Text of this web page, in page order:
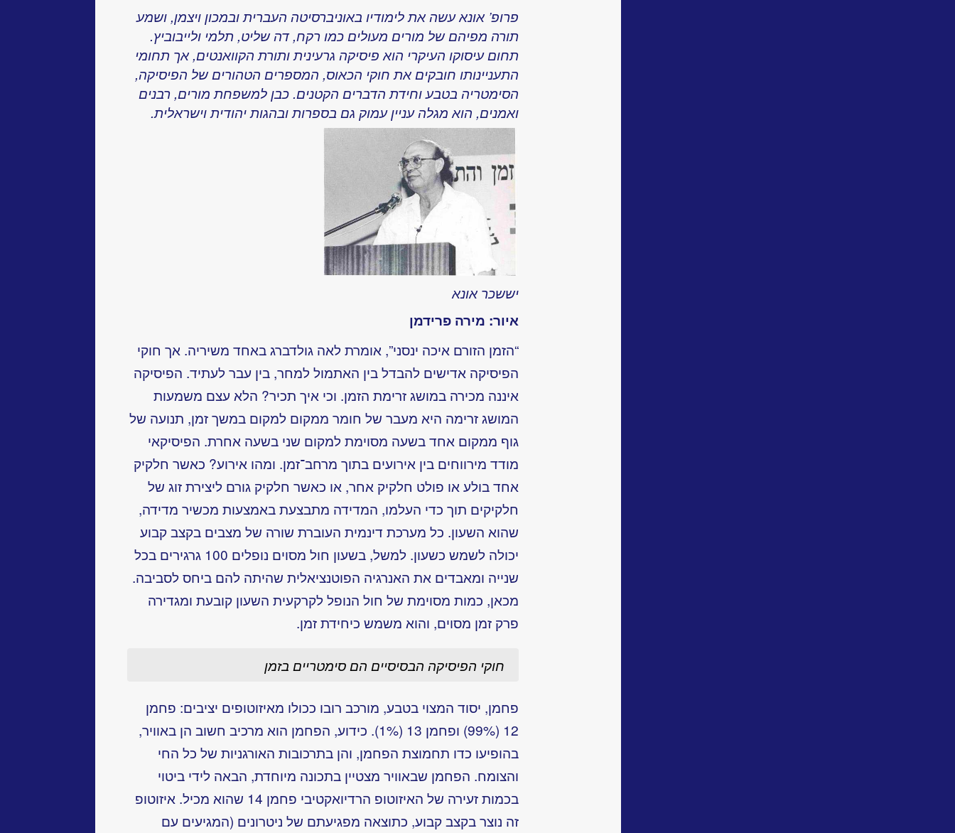
פרופ’ אונא עשה את לימודיו באוניברסיטה העברית ובמכון ויצמן, ושמע
תורה מפיהם של מורים מעולים כמו רקח, דה שליט, תלמי ולייבוביץ.
תחום עיסוקו העיקרי הוא פיסיקה גרעינית ותורת הקוואנטים, אך תחומי
התעניינותו חובקים את חוקי הכאוס, המספרים הטהורים של הפיסיקה,
הסימטריה בטבע וחידת הדברים הקטנים. כבן למשפחת מורים, רבנים
ואמנים, הוא מגלה עניין עמוק גם בספרות ובהגות יהודית וישראלית.
יששכר אונא
איור: מירה פרידמן
“הזמן הזורם איכה ינסני”, אומרת לאה גולדברג באחד משיריה. אך חוקי
הפיסיקה אדישים להבדל בין האתמול למחר, בין עבר לעתיד. הפיסיקה
איננה מכירה במושג זרימת הזמן. וכי איך תכיר? הלא עצם משמעות
המושג זרימה היא מעבר של חומר ממקום למקום במשך זמן, תנועה של
גוף ממקום אחד בשעה מסוימת למקום שני בשעה אחרת. הפיסיקאי
מודד מירווחים בין אירועים בתוך מרחב־זמן. ומהו אירוע? כאשר חלקיק
אחד בולע או פולט חלקיק אחר, או כאשר חלקיק גורם ליצירת זוג של
חלקיקים תוך כדי העלמו, המדידה מתבצעת באמצעות מכשיר מדידה,
שהוא השעון. כל מערכת דינמית העוברת שורה של מצבים בקצב קבוע
יכולה לשמש כשעון. למשל, בשעון חול מסוים נופלים 100 גרגירים בכל
שנייה ומאבדים את האנרגיה הפוטנציאלית שהיתה להם ביחס לסביבה.
מכאן, כמות מסוימת של חול הנופל לקרקעית השעון קובעת ומגדירה
פרק זמן מסוים, והוא משמש כיחידת זמן.
חוקי הפיסיקה הבסיסיים הם סימטריים בזמן
פחמן, יסוד המצוי בטבע, מורכב רובו ככולו מאיזוטופים יציבים: פחמן
12 (99%) ופחמן 13 (1%). כידוע, הפחמן הוא מרכיב חשוב הן באוויר,
בהופיעו כדו תחמוצת הפחמן, והן בתרכובות האורגניות של כל החי
והצומח. הפחמן שבאוויר מצטיין בתכונה מיוחדת, הבאה לידי ביטוי
בכמות זעירה של האיזוטופ הרדיואקטיבי פחמן 14 שהוא מכיל. איזוטופ
זה נוצר בקצב קבוע, כתוצאה מפגיעתם של ניטרונים (המגיעים עם